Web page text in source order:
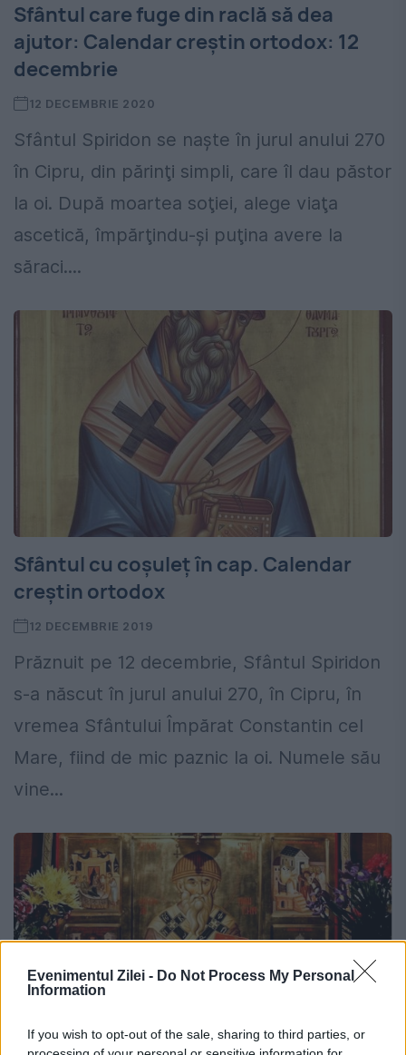
Evenimentul Zilei - Do Not Process My Personal
Information
If you wish to opt-out of the sale, sharing to third parties, or
Sfântul care fuge din raclă să dea
ajutor: Calendar creștin ortodox: 12
decembrie
12 DECEMBRIE 2020
Sfântul Spiridon se naşte în jurul anului 270
în Cipru, din părinţi simpli, care îl dau păstor
la oi. După moartea soţiei, alege viaţa
ascetică, împărţindu-şi puţina avere la
săraci....
Sfântul cu coșuleț în cap. Calendar
creștin ortodox
12 DECEMBRIE 2019
Prăznuit pe 12 decembrie, Sfântul Spiridon
s-a născut în jurul anului 270, în Cipru, în
vremea Sfântului Împărat Constantin cel
Mare, fiind de mic paznic la oi. Numele său
vine...